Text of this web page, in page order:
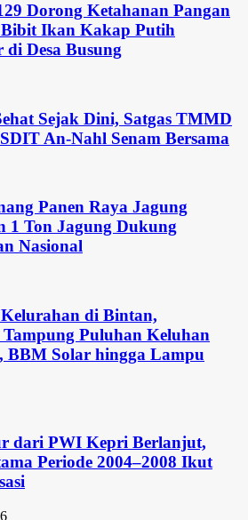
Dorong Ketahanan Pangan
Ikan Kakap Putih
di Desa Busung
Sejak Dini, Satgas TMMD
An-Nahl Senam Bersama
Panen Raya Jagung
1 Ton Jagung Dukung
Nasional
di Bintan,
Puluhan Keluhan
BBM Solar hingga Lampu
dari PWI Kepri Berlanjut,
Periode 2004–2008 Ikut